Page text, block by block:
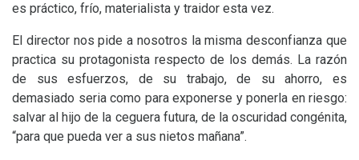
es práctico, frío, materialista y traidor esta vez.
El director nos pide a nosotros la misma desconfianza que
practica su protagonista respecto de los demás. La razón
de sus esfuerzos, de su trabajo, de su ahorro, es
demasiado seria como para exponerse y ponerla en riesgo:
salvar al hijo de la ceguera futura, de la oscuridad congénita,
“para que pueda ver a sus nietos mañana”.